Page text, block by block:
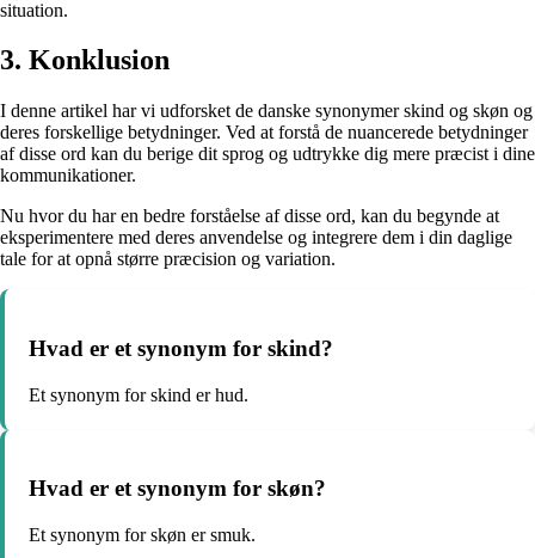
situation.
3. Konklusion
I denne artikel har vi udforsket de danske synonymer skind og skøn og
deres forskellige betydninger. Ved at forstå de nuancerede betydninger
af disse ord kan du berige dit sprog og udtrykke dig mere præcist i dine
kommunikationer.
Nu hvor du har en bedre forståelse af disse ord, kan du begynde at
eksperimentere med deres anvendelse og integrere dem i din daglige
tale for at opnå større præcision og variation.
Hvad er et synonym for skind?
Et synonym for skind er hud.
Hvad er et synonym for skøn?
Et synonym for skøn er smuk.